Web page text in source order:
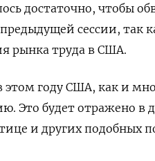
достаточно, чтобы
сессии, так
рынка труда в США.
году США, как и
Это будет отражено в
и других подобных